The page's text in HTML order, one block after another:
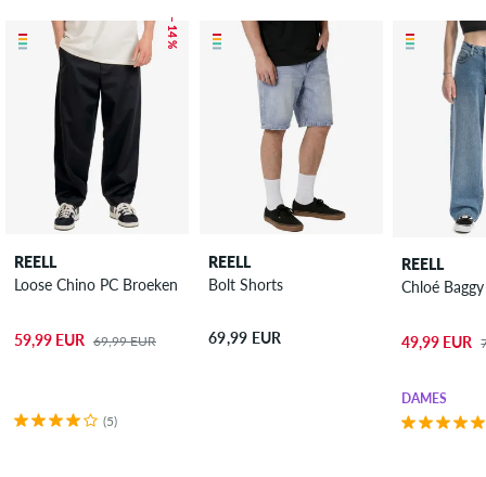
– 14 %
REELL
Loose Chino PC Broeken
59,99 EUR 69,99 EUR
(5)
REELL
Bolt Shorts
69,99 EUR
REELL
49,99 EUR
DAMES